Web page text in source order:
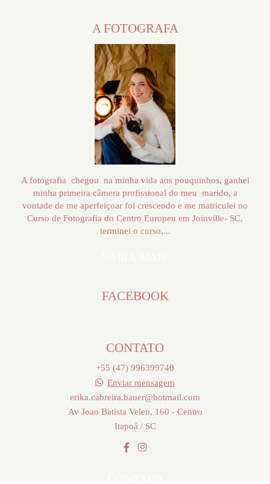
A FOTOGRAFA
A fotografia chegou na minha vida aos pouquinhos, ganhei
minha primeira câmera profissional do meu marido, a
vontade de me aperfeiçoar foi crescendo e me matriculei no
Curso de Fotografia do Centro Europeu em Joinville- SC,
terminei o curso,...
FACEBOOK
CONTATO
+55 (47) 996399740
Enviar mensagem
erika.cabreira.bauer@hotmail.com
Av Joao Batista Velen, 160 - Centro
Itapoá / SC